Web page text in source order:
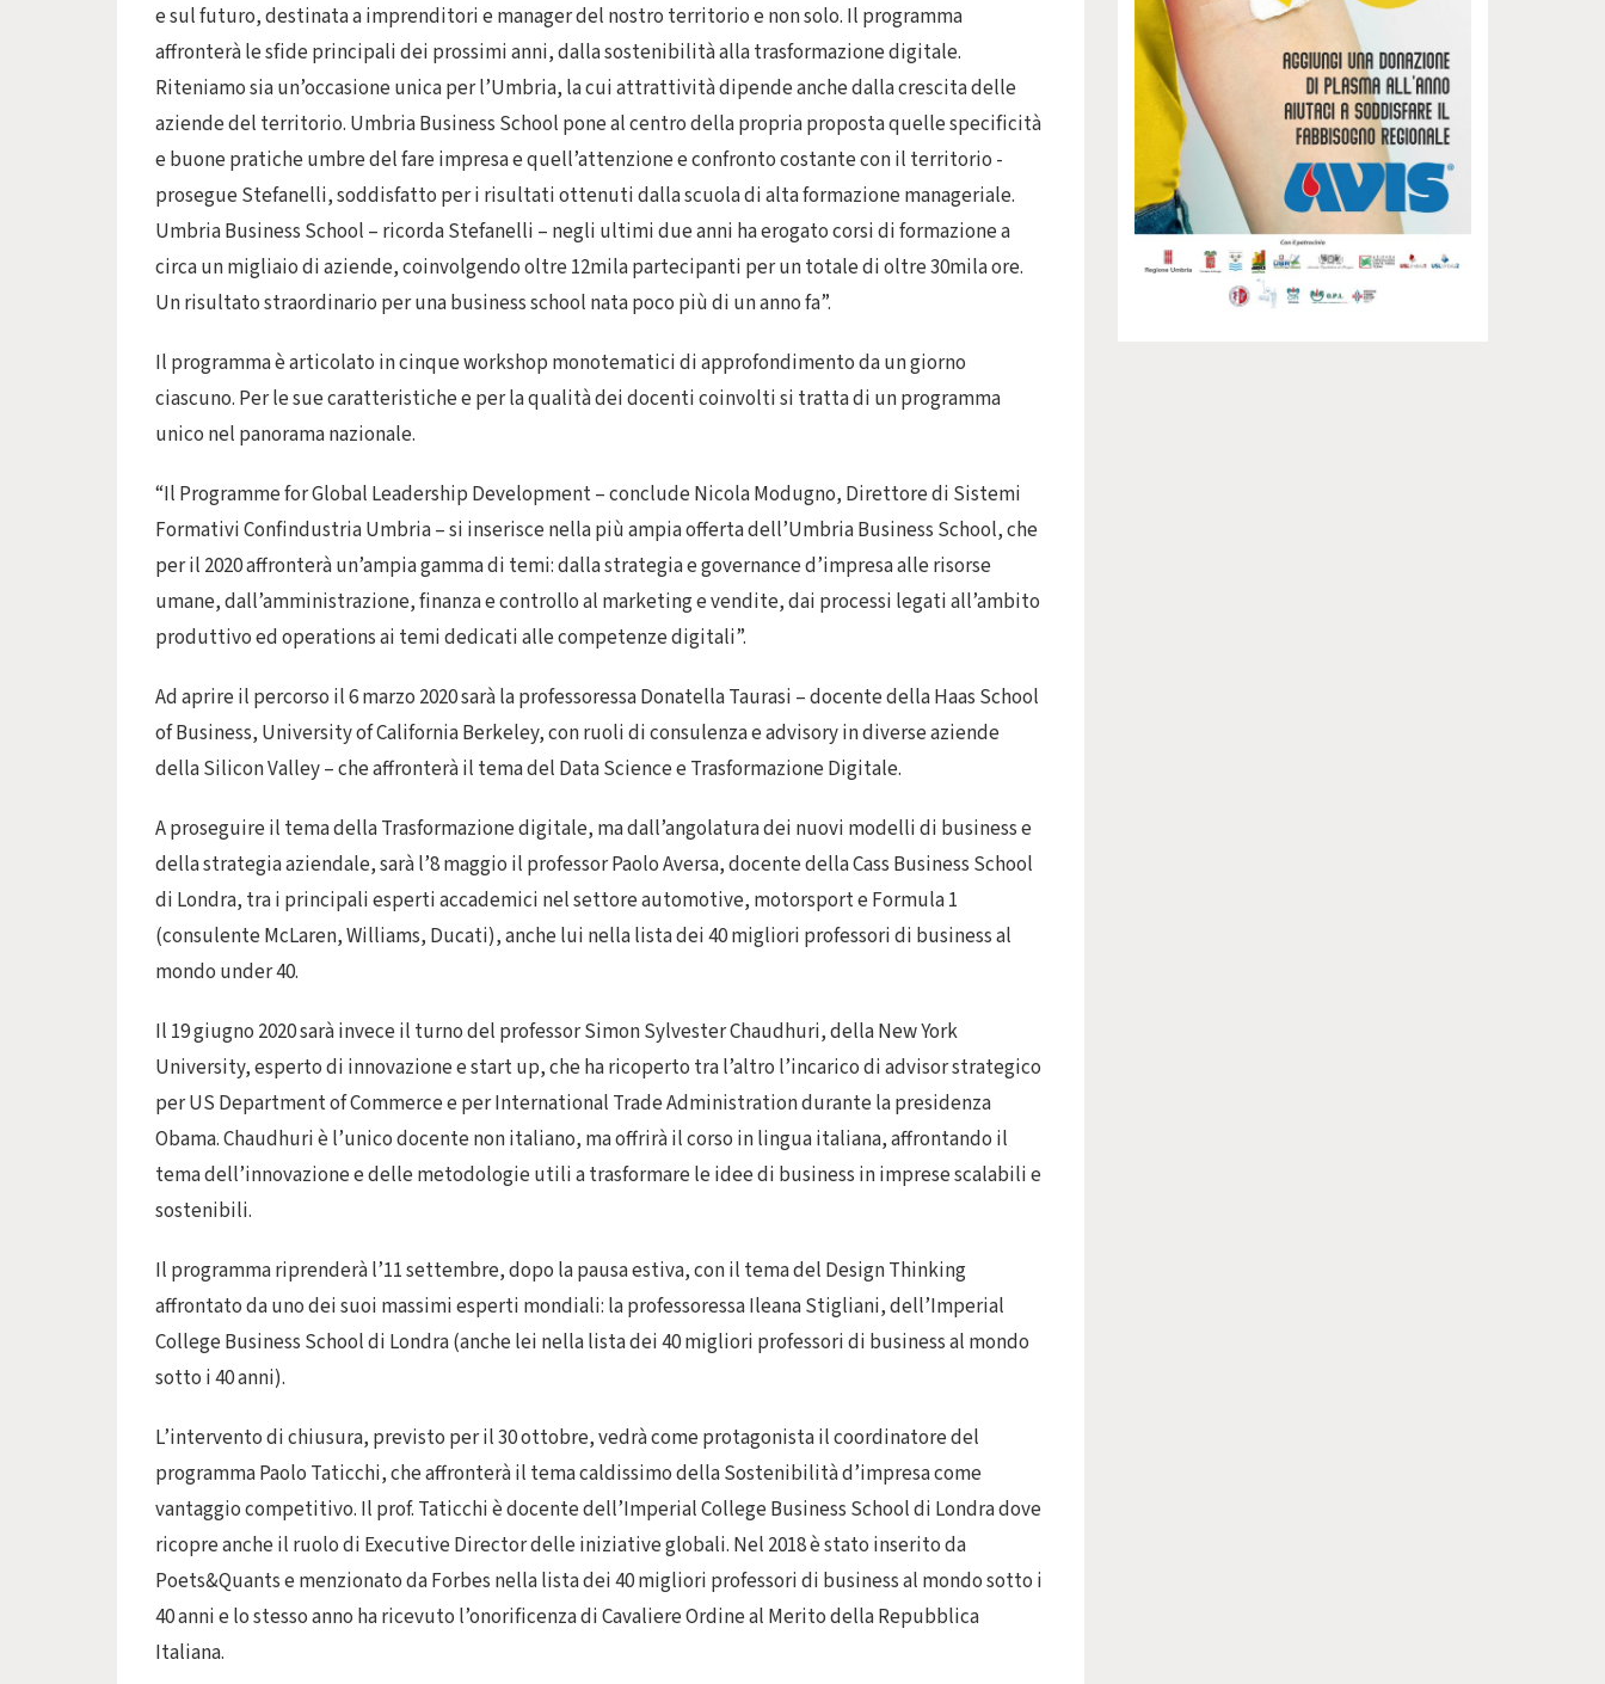
e sul futuro, destinata a imprenditori e manager del nostro territorio e non solo. Il programma
affronterà le sfide principali dei prossimi anni, dalla sostenibilità alla trasformazione digitale.
Riteniamo sia un’occasione unica per l’Umbria, la cui attrattività dipende anche dalla crescita delle
aziende del territorio. Umbria Business School pone al centro della propria proposta quelle specificità
e buone pratiche umbre del fare impresa e quell’attenzione e confronto costante con il territorio -
prosegue Stefanelli, soddisfatto per i risultati ottenuti dalla scuola di alta formazione manageriale.
Umbria Business School – ricorda Stefanelli – negli ultimi due anni ha erogato corsi di formazione a
circa un migliaio di aziende, coinvolgendo oltre 12mila partecipanti per un totale di oltre 30mila ore.
Un risultato straordinario per una business school nata poco più di un anno fa”.
Il programma è articolato in cinque workshop monotematici di approfondimento da un giorno
ciascuno. Per le sue caratteristiche e per la qualità dei docenti coinvolti si tratta di un programma
unico nel panorama nazionale.
“Il Programme for Global Leadership Development – conclude Nicola Modugno, Direttore di Sistemi
Formativi Confindustria Umbria – si inserisce nella più ampia offerta dell’Umbria Business School, che
per il 2020 affronterà un’ampia gamma di temi: dalla strategia e governance d’impresa alle risorse
umane, dall’amministrazione, finanza e controllo al marketing e vendite, dai processi legati all’ambito
produttivo ed operations ai temi dedicati alle competenze digitali”.
Ad aprire il percorso il 6 marzo 2020 sarà la professoressa Donatella Taurasi – docente della Haas School
of Business, University of California Berkeley, con ruoli di consulenza e advisory in diverse aziende
della Silicon Valley – che affronterà il tema del Data Science e Trasformazione Digitale.
A proseguire il tema della Trasformazione digitale, ma dall’angolatura dei nuovi modelli di business e
della strategia aziendale, sarà l’8 maggio il professor Paolo Aversa, docente della Cass Business School
di Londra, tra i principali esperti accademici nel settore automotive, motorsport e Formula 1
(consulente McLaren, Williams, Ducati), anche lui nella lista dei 40 migliori professori di business al
mondo under 40.
Il 19 giugno 2020 sarà invece il turno del professor Simon Sylvester Chaudhuri, della New York
University, esperto di innovazione e start up, che ha ricoperto tra l’altro l’incarico di advisor strategico
per US Department of Commerce e per International Trade Administration durante la presidenza
Obama. Chaudhuri è l’unico docente non italiano, ma offrirà il corso in lingua italiana, affrontando il
tema dell’innovazione e delle metodologie utili a trasformare le idee di business in imprese scalabili e
sostenibili.
Il programma riprenderà l’11 settembre, dopo la pausa estiva, con il tema del Design Thinking
affrontato da uno dei suoi massimi esperti mondiali: la professoressa Ileana Stigliani, dell’Imperial
College Business School di Londra (anche lei nella lista dei 40 migliori professori di business al mondo
sotto i 40 anni).
L’intervento di chiusura, previsto per il 30 ottobre, vedrà come protagonista il coordinatore del
programma Paolo Taticchi, che affronterà il tema caldissimo della Sostenibilità d’impresa come
vantaggio competitivo. Il prof. Taticchi è docente dell’Imperial College Business School di Londra dove
ricopre anche il ruolo di Executive Director delle iniziative globali. Nel 2018 è stato inserito da
Poets&Quants e menzionato da Forbes nella lista dei 40 migliori professori di business al mondo sotto i
40 anni e lo stesso anno ha ricevuto l’onorificenza di Cavaliere Ordine al Merito della Repubblica
Italiana.